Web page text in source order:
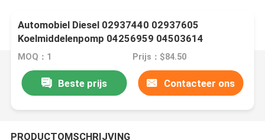
Automobiel Diesel 02937440 02937605
Koelmiddelenpomp 04256959 04503614
MOQ：1 Prijs：$84.50
Beste prijs Contacteer ons
PRODUCTOMSCHRIJVING